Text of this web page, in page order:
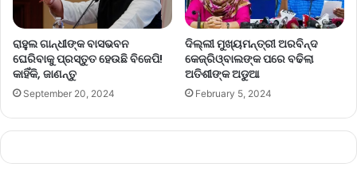
ରାହୁଲ ଗାନ୍ଧୀଙ୍କ ବାସଭବନ
ଘେରିବାକୁ ପ୍ରସ୍ତୁତ ହେଉଛି ବିଜେପି!
କାହିଁକି, ଜାଣନ୍ତୁ
September 20, 2024
ଦିଲ୍ଲୀ ମୁଖ୍ୟମନ୍ତ୍ରୀ ଅରବିନ୍ଦ
କେଜ୍ରିଓ୍ବାଲଙ୍କ ପରେ ବଢିଲା
ଅତିଶୀଙ୍କ ଅଡୁଆ
February 5, 2024